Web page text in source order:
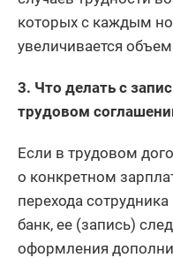
которых с каждым
увеличивается
3. Что делать с
трудовом
Если в трудовом
о конкретном
перехода
банк, ее (запись)
оформления